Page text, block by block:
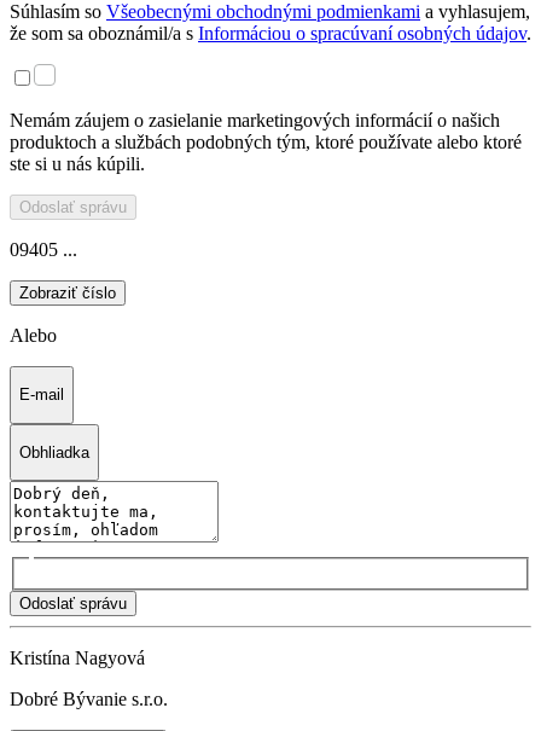
Súhlasím so Všeobecnými obchodnými podmienkami a vyhlasujem,
že som sa oboznámil/a s Informáciou o spracúvaní osobných údajov.
Nemám záujem o zasielanie marketingových informácií o našich
produktoch a službách podobných tým, ktoré používate alebo ktoré
ste si u nás kúpili.
Odoslať správu
09405 ...
Zobraziť číslo
Alebo
E-mail
Obhliadka
Odoslať správu
Kristína Nagyová
Dobré Bývanie s.r.o.